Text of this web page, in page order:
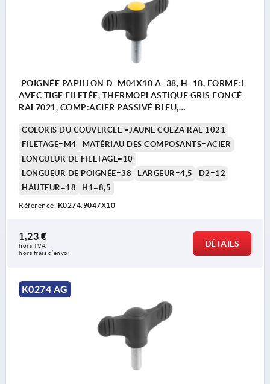
POIGNÉE PAPILLON D=M04X10 A=38, H=18, FORME:L
AVEC TIGE FILETÉE, THERMOPLASTIQUE GRIS FONCÉ
RAL7021, COMP:ACIER PASSIVÉ BLEU,
COLORIS DU COUVERCLE =JAUNE COLZA RAL 1021
FILETAGE=M4
MATÉRIAU DES COMPOSANTS=ACIER
LONGUEUR DE FILETAGE=10
LONGUEUR DE POIGNÉE=38
LARGEUR=4,5
D2=12
HAUTEUR=18
H1=8,5
Référence: K0274.9047X10
1,23 €
hors TVA
hors frais d’envoi
DÉTAILS
K0274 AG